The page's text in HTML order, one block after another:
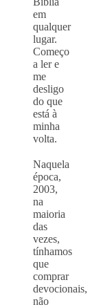
em
qualquer
lugar.
Começo
a ler e
me
desligo
do que
está à
minha
volta.
Naquela
época,
2003,
na
maioria
das
vezes,
tínhamos
que
comprar
devocionais,
não